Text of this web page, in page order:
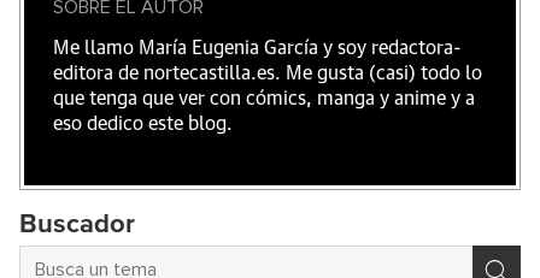
SOBRE EL AUTOR
Me llamo María Eugenia García y soy redactora-
editora de nortecastilla.es. Me gusta (casi) todo lo
que tenga que ver con cómics, manga y anime y a
eso dedico este blog.
Buscador